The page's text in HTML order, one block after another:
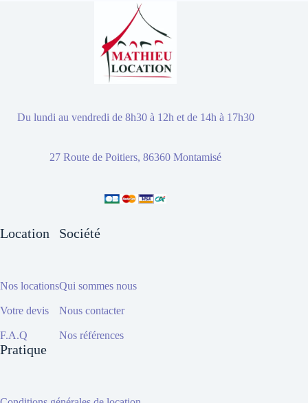
Du lundi au vendredi de 8h30 à 12h et de 14h à 17h30
27 Route de Poitiers, 86360 Montamisé
Location
Nos locations
Votre devis
F.A.Q
Société
Qui sommes nous
Nous contacter
Nos références
Pratique